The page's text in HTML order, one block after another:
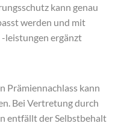
kann genau
werden und mit
leistungen ergänzt
Prämiennachlass kann
Bei Vertretung durch
entfällt der Selbstbehalt